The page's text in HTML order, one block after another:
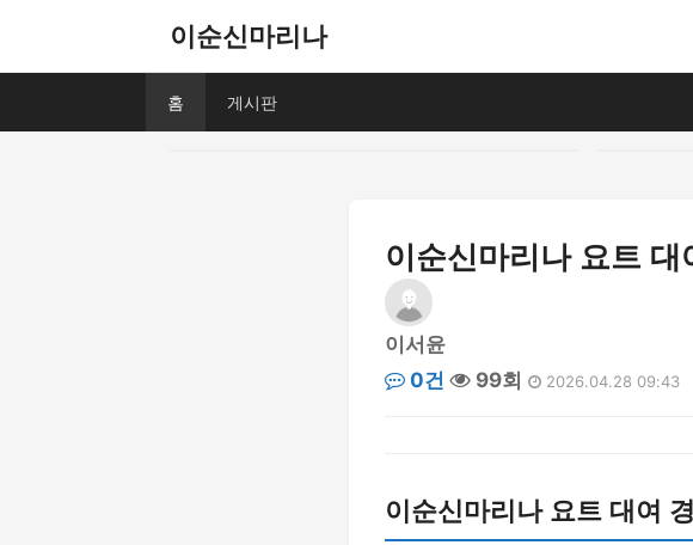
이순신마리나
홈 게시판
이순신마리나 요트
이서윤
0건
99회 2026.04.28 09:43
이순신마리나 요트 대여 경